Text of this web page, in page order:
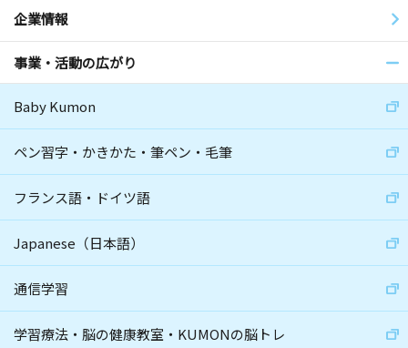
企業情報
事業・活動の広がり
Baby Kumon
ペン習字・かきかた・筆ペン・毛筆
フランス語・ドイツ語
Japanese（日本語）
通信学習
学習療法・脳の健康教室・KUMONの脳トレ